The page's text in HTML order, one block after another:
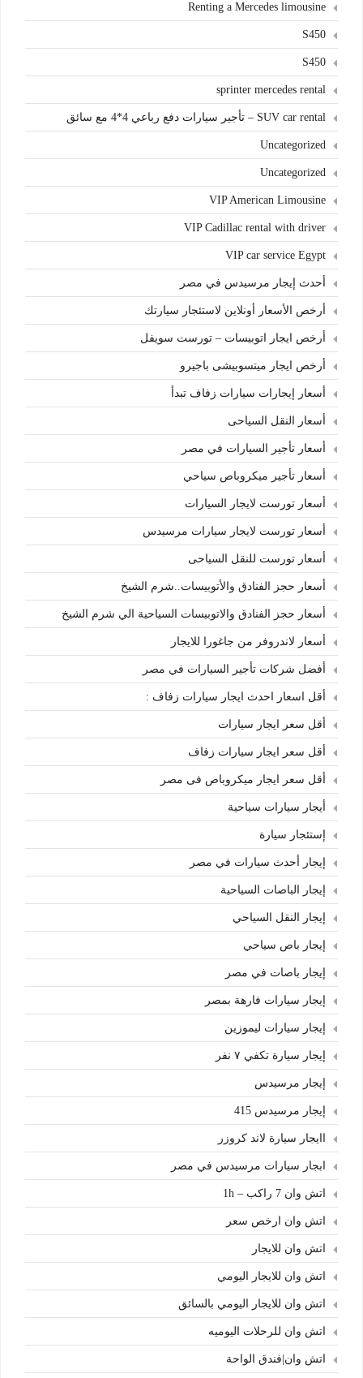
Renting a Mercedes limousine
S450
S450
sprinter mercedes rental
SUV car rental – تأجير سيارات دفع رباعي 4*4 مع سائق
Uncategorized
Uncategorized
VIP American Limousine
VIP Cadillac rental with driver
VIP car service Egypt
أحدث إيجار مرسيدس في مصر
أرخص الأسعار أونلاين لاستئجار سيارتك
أرخص ايجار اتوبيسات – تورست سويفل
أرخص ايجار ميتسوبيشى باجيرو
أسعار إيجارات سيارات زفاف تبدأ
أسعار النقل السياحى
أسعار تأجير السيارات في مصر
أسعار تأجير ميكروباص سياحي
أسعار تورست لايجار السيارات
أسعار تورست لايجار سيارات مرسيدس
أسعار تورست للنقل السياحى
أسعار حجز الفنادق والأتوبيسات..شرم الشيخ
أسعار حجز الفنادق والاتوبيسات السياحية الي شرم الشيخ
أسعار لاندروفر من جاغورا للايجار
أفضل شركات تأجير السيارات في مصر
أقل اسعار احدث ايجار سيارات زفاف :
أقل سعر ايجار سيارات
أقل سعر ايجار سيارات زفاف
أقل سعر ايجار ميكروباص فى مصر
أيجار سيارات سياحية
إستئجار سيارة
إيجار أحدث سيارات في مصر
إيجار الباصات السياحية
إيجار النقل السياحي
إيجار باص سياحي
إيجار باصات في مصر
إيجار سيارات فارهة بمصر
إيجار سيارات ليموزين
إيجار سيارة تكفي ٧ نفر
إيجار مرسيدس
إيجار مرسيدس 415
اايجار سيارة لاند كروزر
ابجار سيارات مرسيدس في مصر
اتش وان 7 راكب – 1h
اتش وان ارخص سعر
اتش وان للايجار
اتش وان للايجار اليومي
اتش وان للايجار اليومي بالسائق
اتش وان للرحلات اليوميه
اتش وان|فندق الواحة